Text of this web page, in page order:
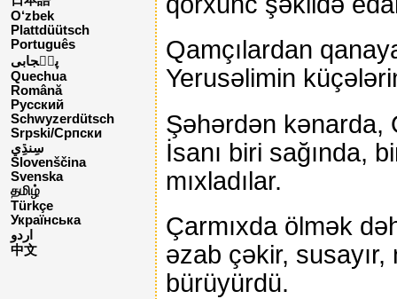
O‘zbek
Plattdüütsch
Português
پن٘جابی
Quechua
Română
Русский
Schwyzerdütsch
Srpski/Српски
Slovenščina
Svenska
தமிழ்
Türkçe
Українська
اردو
中文
Qamçılardan
Yerusəlimin
Şəhərdən kənarda,
İsanı biri sağında,
mıxladılar.
Çarmıxda ölmək
əzab çəkir, susayır,
bürüyürdü.